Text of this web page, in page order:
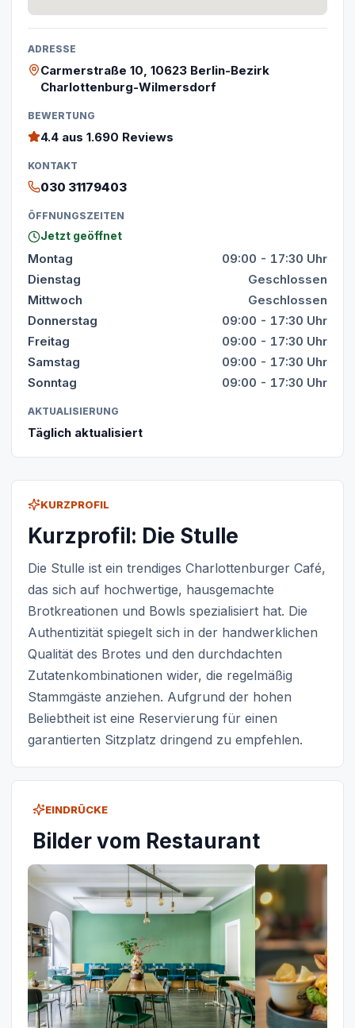
KURZPROFIL
Kurzprofil: Die Stulle
Die Stulle ist ein trendiges Charlottenburger Café,
das sich auf hochwertige, hausgemachte
Brotkreationen und Bowls spezialisiert hat. Die
Authentizität spiegelt sich in der handwerklichen
Qualität des Brotes und den durchdachten
Zutatenkombinationen wider, die regelmäßig
Stammgäste anziehen. Aufgrund der hohen
Beliebtheit ist eine Reservierung für einen
garantierten Sitzplatz dringend zu empfehlen.
EINDRÜCKE
Bilder vom Restaurant
ADRESSE
Carmerstraße 10, 10623 Berlin-Bezirk
Charlottenburg-Wilmersdorf
BEWERTUNG
4.4 aus 1.690 Reviews
KONTAKT
030 31179403
ÖFFNUNGSZEITEN
Jetzt geöffnet
Montag
09:00 - 17:30 Uhr
Dienstag
Geschlossen
Mittwoch
Geschlossen
Donnerstag
09:00 - 17:30 Uhr
Freitag
09:00 - 17:30 Uhr
Samstag
09:00 - 17:30 Uhr
Sonntag
09:00 - 17:30 Uhr
AKTUALISIERUNG
Täglich aktualisiert